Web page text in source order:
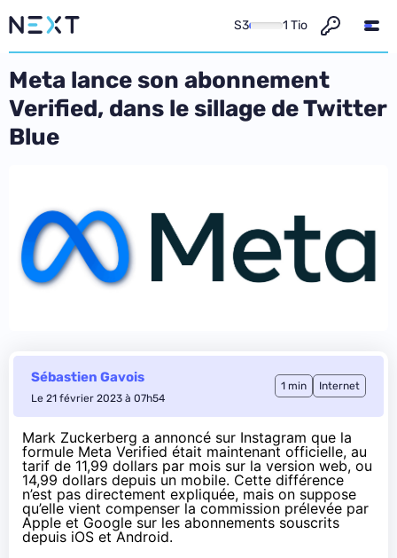
S3 1 Tio
Meta lance son abonnement
Verified, dans le sillage de Twitter
Blue
Sébastien Gavois
Le 21 février 2023 à 07h54
1 min Internet
Mark Zuckerberg a annoncé sur Instagram que la
formule Meta Verified était maintenant officielle, au
tarif de 11,99 dollars par mois sur la version web, ou
14,99 dollars depuis un mobile. Cette différence
n’est pas directement expliquée, mais on suppose
qu’elle vient compenser la commission prélevée par
Apple et Google sur les abonnements souscrits
depuis iOS et Android.